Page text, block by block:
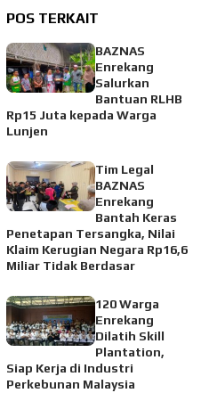
POS TERKAIT
BAZNAS
Enrekang
Salurkan
Bantuan RLHB
Rp15 Juta kepada Warga
Lunjen
Tim Legal
BAZNAS
Enrekang
Bantah Keras
Penetapan Tersangka, Nilai
Klaim Kerugian Negara Rp16,6
Miliar Tidak Berdasar
120 Warga
Enrekang
Dilatih Skill
Plantation,
Siap Kerja di Industri
Perkebunan Malaysia